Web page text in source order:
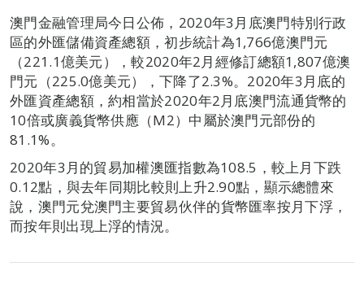
澳門金融管理局今日公佈，2020年3月底澳門特別行政
區的外匯儲備資產總額，初步統計為1,766億澳門元
（221.1億美元），較2020年2月經修訂總額1,807億澳
門元（225.0億美元），下降了2.3%。2020年3月底的
外匯資產總額，約相當於2020年2月底澳門流通貨幣的
10倍或廣義貨幣供應（M2）中屬於澳門元部份的
81.1%。
2020年3月的貿易加權澳匯指數為108.5，較上月下跌
0.12點，與去年同期比較則上升2.90點，顯示總體來
說，澳門元兌澳門主要貿易伙伴的貨幣匯率按月下浮，
而按年則出現上浮的情況。